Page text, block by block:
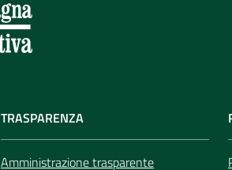
TRASPARENZA
Amministrazione trasparente